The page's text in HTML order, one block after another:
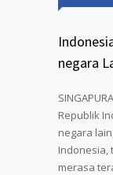
negara
Republik
negara
Indonesia,
merasa